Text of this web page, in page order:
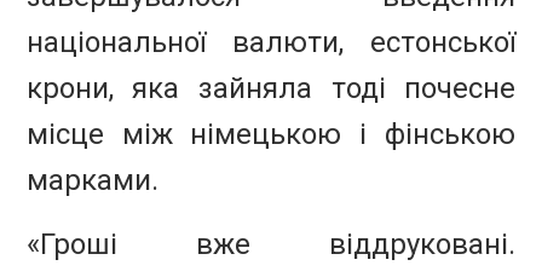
національної валюти, естонської
крони, яка зайняла тоді почесне
місце між німецькою і фінською
марками.
«Гроші вже віддруковані.